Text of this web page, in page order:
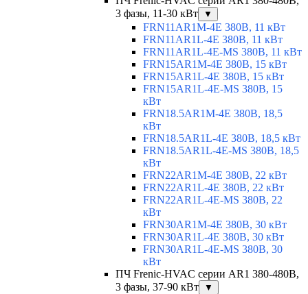
3 фазы, 11-30 кВт
▼
FRN11AR1M-4E 380В, 11 кВт
FRN11AR1L-4E 380В, 11 кВт
FRN11AR1L-4E-MS 380В, 11 кВт
FRN15AR1M-4E 380В, 15 кВт
FRN15AR1L-4E 380В, 15 кВт
FRN15AR1L-4E-MS 380В, 15
кВт
FRN18.5AR1M-4E 380В, 18,5
кВт
FRN18.5AR1L-4E 380В, 18,5 кВт
FRN18.5AR1L-4E-MS 380В, 18,5
кВт
FRN22AR1M-4E 380В, 22 кВт
FRN22AR1L-4E 380В, 22 кВт
FRN22AR1L-4E-MS 380В, 22
кВт
FRN30AR1M-4E 380В, 30 кВт
FRN30AR1L-4E 380В, 30 кВт
FRN30AR1L-4E-MS 380В, 30
кВт
ПЧ Frenic-HVAC серии AR1 380-480В,
3 фазы, 37-90 кВт
▼